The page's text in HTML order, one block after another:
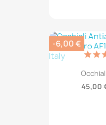
45,00
-6,00 €